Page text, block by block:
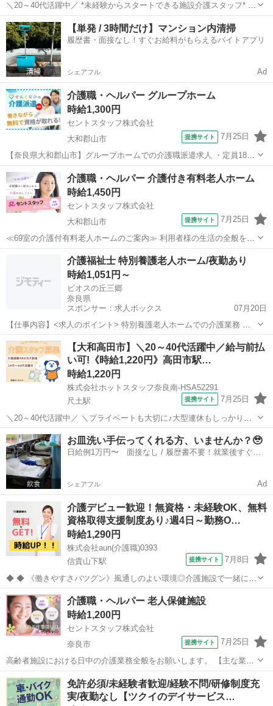
＼20～40代活躍中／ *未経験からスタートできる施設介護スタッフ* ＼
やりがいバッチリ◎地域に貢献できる介護の職場です!♪/
================ 《 作業内容のご紹介 》
================...
奈良 大和高田市 浮孔駅 介護
【単発 / 3時間だけ】マンション内清掃
履歴書・面接なし！すぐお給料がもらえるバイトアプリ
シェアフル Ad
介護職・ヘルパー グループホーム
時給1,300円
セントスタッフ株式会社
大和郡山市
提携サイト 7月25日
【奈良県大和郡山市】グループホームでの介護職派遣求人 ・定員18名
・利用者様の入浴・排泄・食事介助 ・食堂の準備、誘導 ・配膳下膳、
配薬介助 ・環境整備 ・見守り ・レクリエーション ・起床介助、就寝
介助 ・記録業務など ...
奈良 大和郡山市
介護職・ヘルパー 介護付き有料老人ホーム
時給1,450円
セントスタッフ株式会社
大和郡山市
提携サイト 7月25日
≪69室の介護付有料老人ホームのご案内≫ 利用者様の生活の全般を介
助して頂きます。 マイカー通勤可能。 幅広い年齢層の方に活躍して頂
けます。 勤務時間や曜日もご相談下さい。 派遣でのご勤務になりま
す。 派遣社員 当社はミ...
大和郡山市 介護
介護福祉士 特別養護老人ホーム/夜勤あり
時給1,051円～
ビオスの丘三郷
奈良県
スポンサー：求人ボックス
07月20日
【仕事内容】<求人のポイント> 特別養護老人ホームでの介護業務 夜
勤あり 車通勤可 特養における介護業務全般 【経験・資格】介護福祉
士 【給与】時給:1,051円～ (給与内訳) 時給:1,051円～ (賞与) 賞与なし
【求人番...
アルバイト・パート
【大和高田市】＼20～40代活躍中／給与前払
い可!《時給1,220円》高田市駅…
時給1,220円
株式会社ホットスタッフ奈良南-HSA52291
尺土駅
提携サイト 7月25日
＼20～40代活躍中／ ＼プライベートも大切に♪大型連休もしっかり完
備♪/ ────────────────── 《 お仕事の詳細 》
────────────────── デイサービス施設での利用者様の生活サ
ポートス...
奈良 大和高田市 尺土駅 介護
お皿洗い手伝ってくれる方、いませんか？🥹
日給例1万円〜 面接なし / 履歴書不要！就業後すぐに
シェアフル Ad
介護デビュー歓迎！無資格・未経験OK、無料
資格取得支援制度あり♪週4日～勤務O…
時給1,290円
株式会社aun(介護職)0393
信貴山下駅
提携サイト 7月8日
◆ ◆ 《働きやすさバツグン》風通しのよい環境◎介護施設で一緒に働
きませんか？ スタッフのサポート体制やのびのびとした職場環境も魅
力のひとつ！ みんなが働きやすい環境づくりに注力しています。 私た
ちと一緒にお仕事始めませ...
奈良 生駒郡 信貴山下駅 介護
介護職・ヘルパー 老人保健施設
時給1,200円
セントスタッフ株式会社
奈良市
提携サイト 7月25日
高齢者施設における日中の介護業務全般をお願いします。 【主な業務
内容】 ・食事介助／排泄介助／入浴介助 ・移乗／誘導／コール対応
・離床介助／臥床介助 ・更衣／口腔ケア／服薬介助 ・申し送り／カン
ファレンス ・介護記録の記...
奈良 奈良市 介護
免許必須/未経験者歓迎/経験不問/研修制度充
実/夜勤なし【ツクイのデイサービス…